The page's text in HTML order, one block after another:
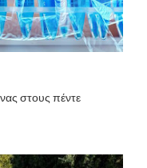
στους πέντε